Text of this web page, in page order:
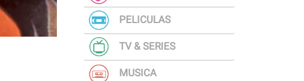
PELICULAS
TV & SERIES
MUSICA